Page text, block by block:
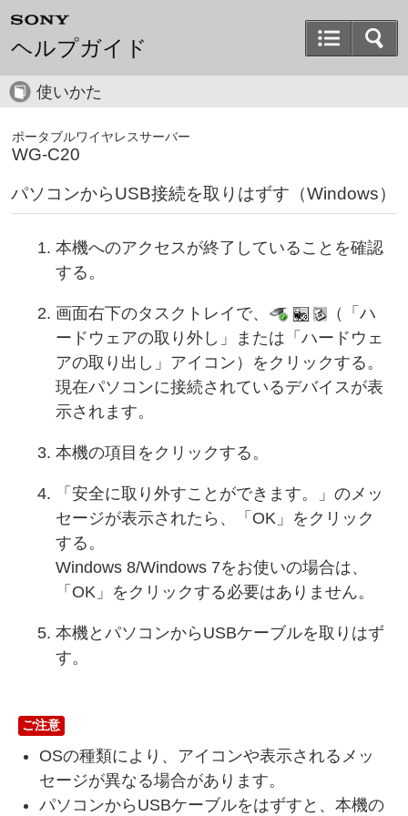
ヘルプガイド
使いかた
ポータブルワイヤレスサーバー
WG-C20
パソコンからUSB接続を取りはずす（Windows）
本機へのアクセスが終了していることを確認
する。
画面右下のタスクトレイで、
（「ハ
ードウェアの取り外し」または「ハードウェ
アの取り出し」アイコン）をクリックする。
現在パソコンに接続されているデバイスが表
示されます。
本機の項目をクリックする。
「安全に取り外すことができます。」のメッ
セージが表示されたら、「OK」をクリック
する。
Windows 8/Windows 7をお使いの場合は、
「OK」をクリックする必要はありません。
本機とパソコンからUSBケーブルを取りはず
す。
ご注意
OSの種類により、アイコンや表示されるメッ
セージが異なる場合があります。
パソコンからUSBケーブルをはずすと、本機の